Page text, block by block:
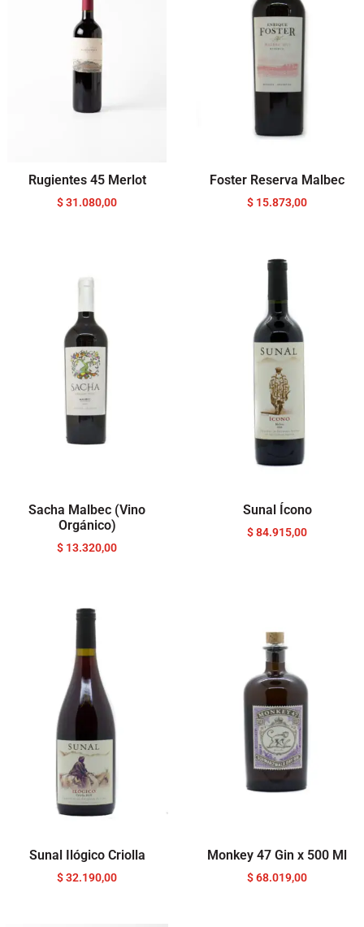
Rugientes 45 Merlot
$31.080,00
Foster Reserva Malbec
$ 15.873,00
Sacha Malbec (Vino
Orgánico)
$ 13.320,00
Sunal Ícono
$84.915,00
Sunal Ilógico Criolla
$32.190,00
Monkey 47 Gin x 500 Ml
$68.019,00